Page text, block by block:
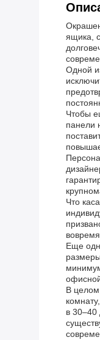
ящика,
Одной
Чтобы
панели
Что
Еще
В
в 30–40